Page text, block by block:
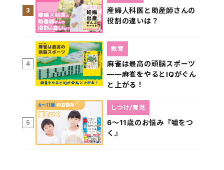
3
産婦人科医と助産師さんの
役割の違いは？
4
麻雀は最高の頭脳スポーツ
――麻雀をやるとIQがぐん
と上がる！
教育
5
6～11歳のお悩み『嘘をつ
く』
しつけ/育児